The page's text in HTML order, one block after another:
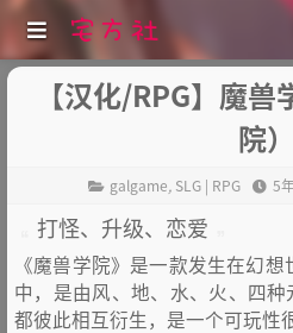
【汉化/RPG】魔
院）
galgame, SLG | RPG 5
打怪、升级、恋爱
《魔兽学院》是一款发生在幻
中，是由风、地、水、火、四
都彼此相互衍生，是一个可玩性